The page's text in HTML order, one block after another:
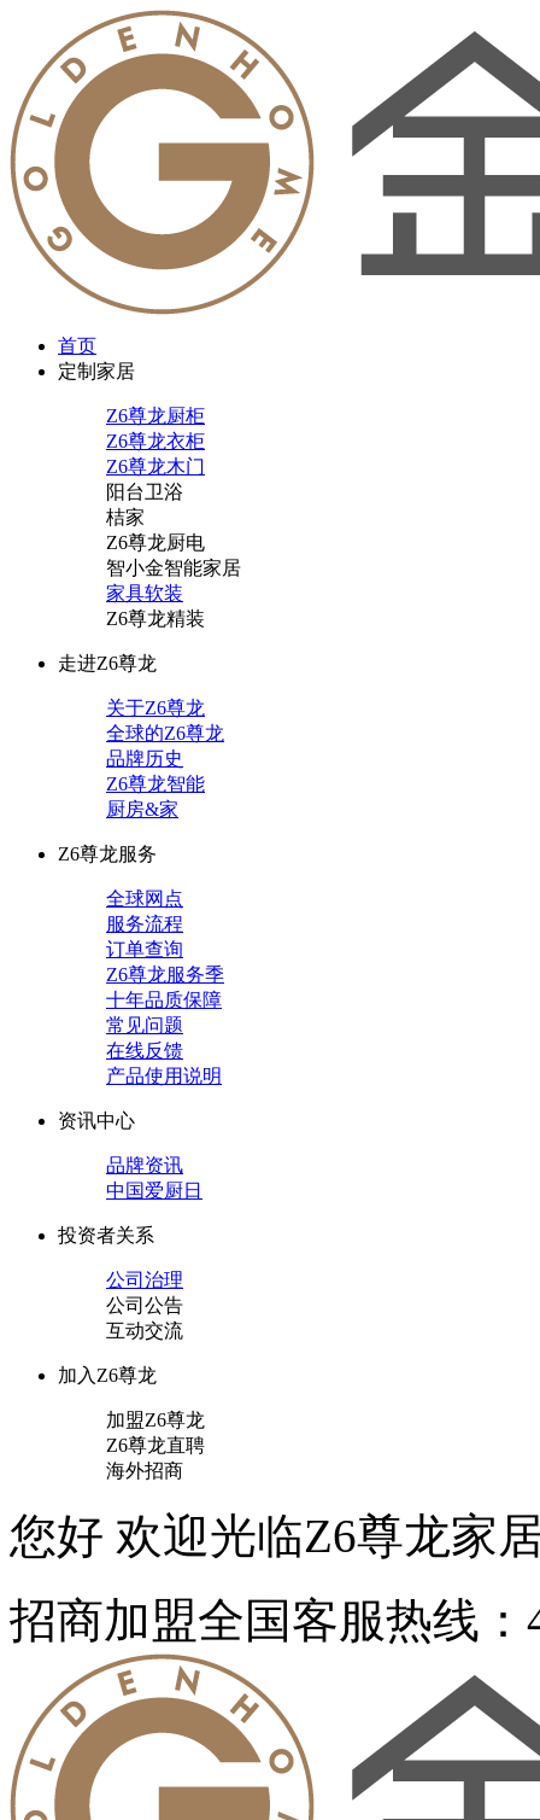
首页
定制家居
Z6尊龙厨柜
Z6尊龙衣柜
Z6尊龙木门
阳台卫浴
桔家
Z6尊龙厨电
智小金智能家居
家具软装
Z6尊龙精装
走进Z6尊龙
关于Z6尊龙
全球的Z6尊龙
品牌历史
Z6尊龙智能
厨房&家
Z6尊龙服务
全球网点
服务流程
订单查询
Z6尊龙服务季
十年品质保障
常见问题
在线反馈
产品使用说明
资讯中心
品牌资讯
中国爱厨日
投资者关系
公司治理
公司公告
互动交流
加入Z6尊龙
加盟Z6尊龙
Z6尊龙直聘
海外招商
您好 欢迎光临Z6尊龙家居
招商加盟全国客服热线